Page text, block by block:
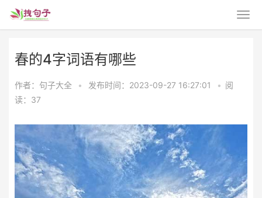
春的4字词语有哪些
作者：句子大全 • 发布时间：2023-09-27 16:27:01 • 阅
读：37